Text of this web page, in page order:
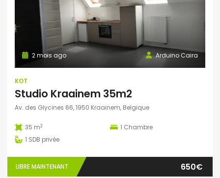
Arduino Caira
2 mois ago
KOT
Studio Kraainem 35m2
Av. des Glycines 66, 1950 Kraainem, Belgique
35 m2 1 Chambre
1 SDB privée
LIBRE MAINTENANT 650€